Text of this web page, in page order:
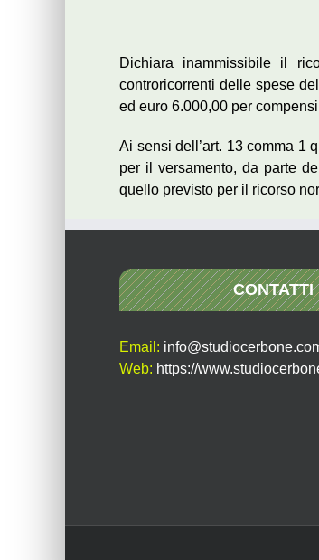
Dichiara inammissibile il
controricorrenti delle spese
ed euro 6.000,00 per
Ai sensi dell’art. 13 comma 1
per il versamento, da parte
quello previsto per il ricorso
CONTATTI
Email:
Web: https://